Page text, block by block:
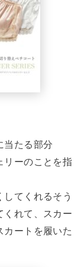
当たる部分
リーのことを指
てくれるそう
くれて、スカー
カートを履いた